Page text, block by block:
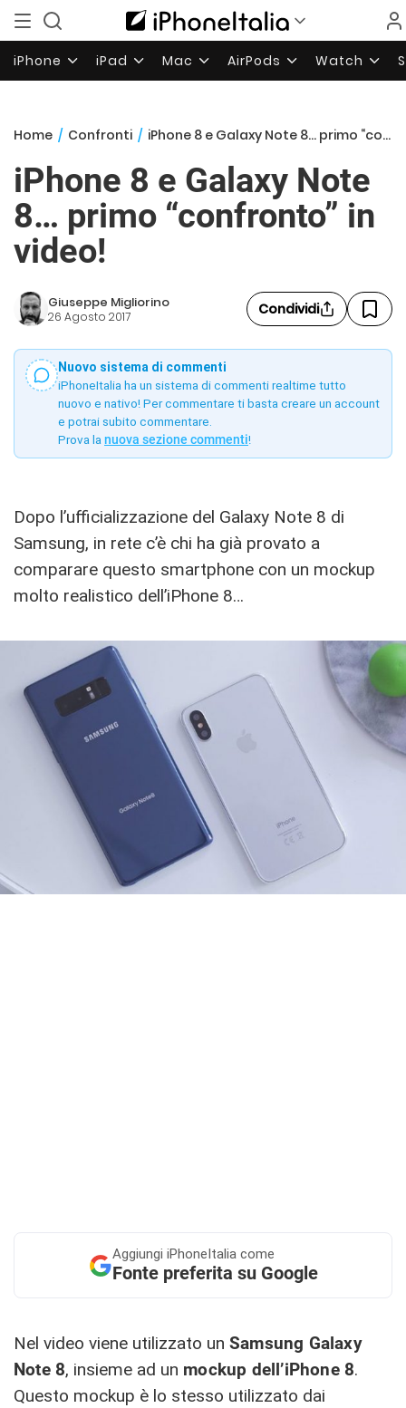
iPhone iPad Mac AirPods Watch
Home / Confronti / iPhone 8 e Galaxy Note 8… primo “confronto” in video!
iPhone 8 e Galaxy Note
8… primo “confronto” in
video!
Giuseppe Migliorino
26 Agosto 2017 Condividi
Nuovo sistema di commenti
iPhoneItalia ha un sistema di commenti realtime tutto
nuovo e nativo! Per commentare ti basta creare un account
e potrai subito commentare.
Prova la nuova sezione commenti!
Dopo l’ufficializzazione del Galaxy Note 8 di
Samsung, in rete c’è chi ha già provato a
comparare questo smartphone con un mockup
molto realistico dell’iPhone 8…
Aggiungi iPhoneItalia come
Fonte preferita su Google
Nel video viene utilizzato un Samsung Galaxy
Note 8, insieme ad un mockup dell’iPhone 8.
Questo mockup è lo stesso utilizzato dai